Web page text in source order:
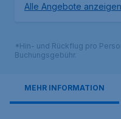
Alle Angebote anzeigen
*Hin- und Rückflug pro
Buchungsgebühr.
MEHR INFORMATION